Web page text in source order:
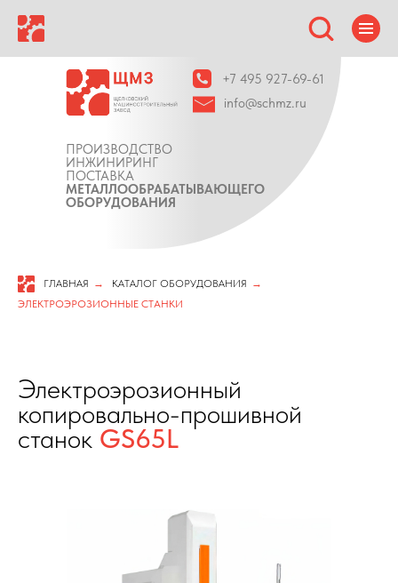
ПРОИЗВОДСТВО
ИНЖИНИРИНГ
ПОСТАВКА
МЕТАЛЛООБРАБАТЫВАЮЩЕГО
ОБОРУДОВАНИЯ
+7 495 927-69-61
info@schmz.ru
ГЛАВНАЯ → КАТАЛОГ ОБОРУДОВАНИЯ →
ЭЛЕКТРОЭРОЗИОННЫЕ СТАНКИ
Электроэрозионный
копировально-прошивной
станок GS65L